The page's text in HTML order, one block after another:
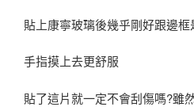
貼上康寧玻璃後幾乎剛好跟邊框
手指摸上去更舒服
貼了這片就一定不會刮傷嗎?雖